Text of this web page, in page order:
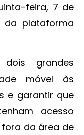
feira, 7 de
plataforma
grandes
móvel às
e garantir que
acesso
da área de